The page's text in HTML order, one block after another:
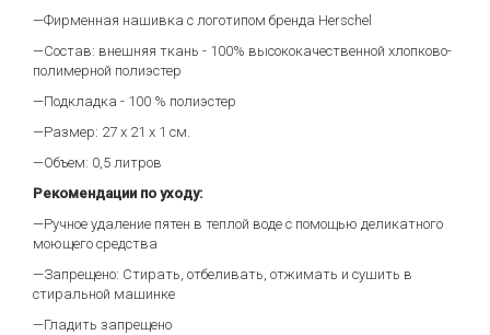
—Фирменная нашивка с логотипом бренда Herschel
—Состав: внешняя ткань - 100% высококачественной хлопково-
полимерной полиэстер
—Подкладка - 100 % полиэстер
—Размер: 27 х 21 х 1 см.
—Объем: 0,5 литров
Рекомендации по уходу:
—Ручное удаление пятен в теплой воде с помощью деликатного
моющего средства
—Запрещено: Стирать, отбеливать, отжимать и сушить в
стиральной машинке
—Гладить запрещено